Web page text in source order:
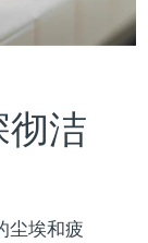
彻洁
尘埃和疲